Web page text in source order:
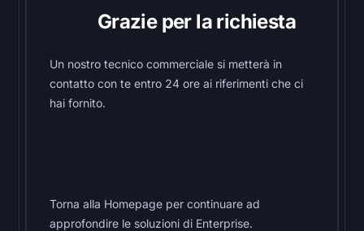
Grazie per la richiesta
Un nostro tecnico commerciale si metterà in
contatto con te entro 24 ore ai riferimenti che ci
hai fornito.
Torna alla Homepage per continuare ad
approfondire le soluzioni di Enterprise.